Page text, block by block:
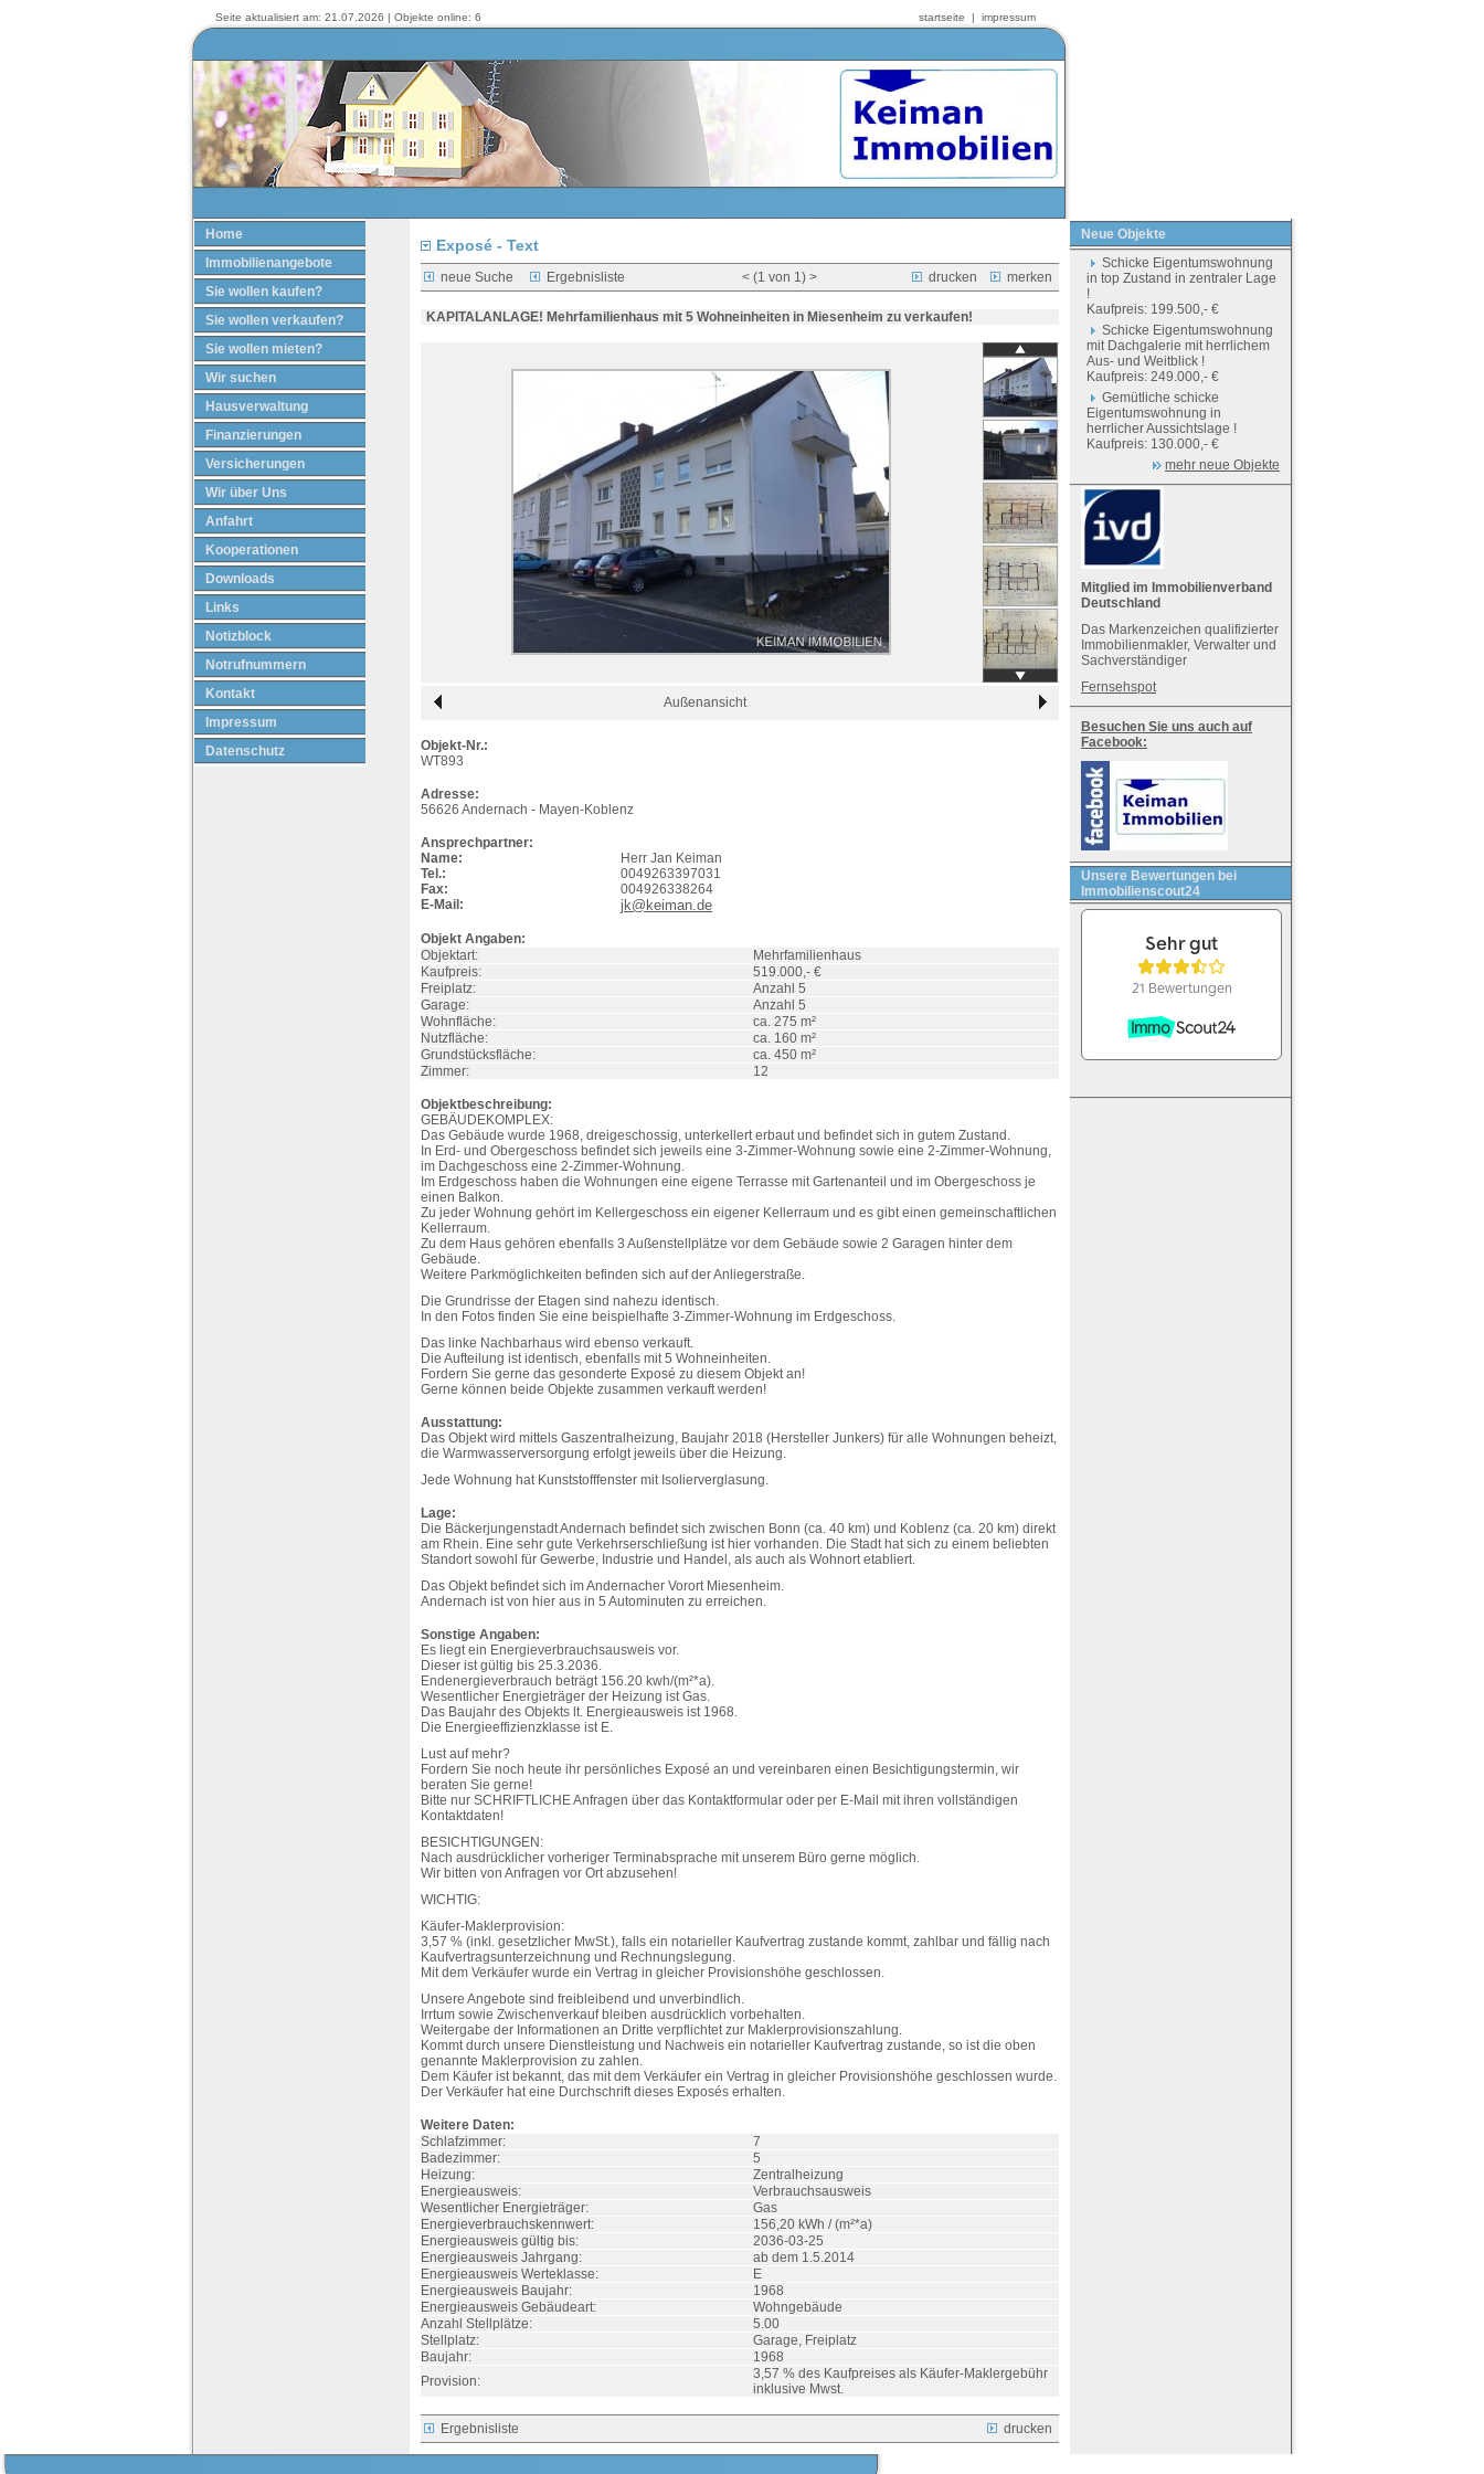
Seite aktualisiert am: 21.07.2026 | Objekte online: 6 startseite | impressum
Home
Immobilienangebote
Sie wollen kaufen?
Sie wollen verkaufen?
Sie wollen mieten?
Wir suchen
Hausverwaltung
Finanzierungen
Versicherungen
Wir über Uns
Anfahrt
Kooperationen
Downloads
Links
Notizblock
Notrufnummern
Kontakt
Impressum
Datenschutz
Exposé - Text
neue Suche Ergebnisliste < (1 von 1) > drucken merken
KAPITALANLAGE! Mehrfamilienhaus mit 5 Wohneinheiten in Miesenheim zu verkaufen!
Außenansicht
Objekt-Nr.:
WT893
Adresse:
56626 Andernach - Mayen-Koblenz
Ansprechpartner:
Name:
Herr Jan Keiman
Tel.:
0049263397031
Fax:
004926338264
E-Mail:
jk@keiman.de
Objekt Angaben:
Objektart:
Mehrfamilienhaus
Kaufpreis:
519.000,- €
Freiplatz:
Anzahl 5
Garage:
Anzahl 5
Wohnfläche:
ca. 275 m²
Nutzfläche:
ca. 160 m²
Grundstücksfläche:
ca. 450 m²
Zimmer:
12
Objektbeschreibung:
GEBÄUDEKOMPLEX:
Das Gebäude wurde 1968, dreigeschossig, unterkellert erbaut und befindet sich in gutem Zustand.
In Erd- und Obergeschoss befindet sich jeweils eine 3-Zimmer-Wohnung sowie eine 2-Zimmer-Wohnung,
im Dachgeschoss eine 2-Zimmer-Wohnung.
Im Erdgeschoss haben die Wohnungen eine eigene Terrasse mit Gartenanteil und im Obergeschoss je
einen Balkon.
Zu jeder Wohnung gehört im Kellergeschoss ein eigener Kellerraum und es gibt einen gemeinschaftlichen
Kellerraum.
Zu dem Haus gehören ebenfalls 3 Außenstellplätze vor dem Gebäude sowie 2 Garagen hinter dem
Gebäude.
Weitere Parkmöglichkeiten befinden sich auf der Anliegerstraße.
Die Grundrisse der Etagen sind nahezu identisch.
In den Fotos finden Sie eine beispielhafte 3-Zimmer-Wohnung im Erdgeschoss.
Das linke Nachbarhaus wird ebenso verkauft.
Die Aufteilung ist identisch, ebenfalls mit 5 Wohneinheiten.
Fordern Sie gerne das gesonderte Exposé zu diesem Objekt an!
Gerne können beide Objekte zusammen verkauft werden!
Ausstattung:
Das Objekt wird mittels Gaszentralheizung, Baujahr 2018 (Hersteller Junkers) für alle Wohnungen beheizt,
die Warmwasserversorgung erfolgt jeweils über die Heizung.
Jede Wohnung hat Kunststofffenster mit Isolierverglasung.
Lage:
Die Bäckerjungenstadt Andernach befindet sich zwischen Bonn (ca. 40 km) und Koblenz (ca. 20 km) direkt
am Rhein. Eine sehr gute Verkehrserschließung ist hier vorhanden. Die Stadt hat sich zu einem beliebten
Standort sowohl für Gewerbe, Industrie und Handel, als auch als Wohnort etabliert.
Das Objekt befindet sich im Andernacher Vorort Miesenheim.
Andernach ist von hier aus in 5 Autominuten zu erreichen.
Sonstige Angaben:
Es liegt ein Energieverbrauchsausweis vor.
Dieser ist gültig bis 25.3.2036.
Endenergieverbrauch beträgt 156.20 kwh/(m²*a).
Wesentlicher Energieträger der Heizung ist Gas.
Das Baujahr des Objekts lt. Energieausweis ist 1968.
Die Energieeffizienzklasse ist E.
Lust auf mehr?
Fordern Sie noch heute ihr persönliches Exposé an und vereinbaren einen Besichtigungstermin, wir
beraten Sie gerne!
Bitte nur SCHRIFTLICHE Anfragen über das Kontaktformular oder per E-Mail mit ihren vollständigen
Kontaktdaten!
BESICHTIGUNGEN:
Nach ausdrücklicher vorheriger Terminabsprache mit unserem Büro gerne möglich.
Wir bitten von Anfragen vor Ort abzusehen!
WICHTIG:
Käufer-Maklerprovision:
3,57 % (inkl. gesetzlicher MwSt.), falls ein notarieller Kaufvertrag zustande kommt, zahlbar und fällig nach
Kaufvertragsunterzeichnung und Rechnungslegung.
Mit dem Verkäufer wurde ein Vertrag in gleicher Provisionshöhe geschlossen.
Unsere Angebote sind freibleibend und unverbindlich.
Irrtum sowie Zwischenverkauf bleiben ausdrücklich vorbehalten.
Weitergabe der Informationen an Dritte verpflichtet zur Maklerprovisionszahlung.
Kommt durch unsere Dienstleistung und Nachweis ein notarieller Kaufvertrag zustande, so ist die oben
genannte Maklerprovision zu zahlen.
Dem Käufer ist bekannt, das mit dem Verkäufer ein Vertrag in gleicher Provisionshöhe geschlossen wurde.
Der Verkäufer hat eine Durchschrift dieses Exposés erhalten.
Weitere Daten:
Schlafzimmer:
7
Badezimmer:
5
Heizung:
Zentralheizung
Energieausweis:
Verbrauchsausweis
Wesentlicher Energieträger:
Gas
Energieverbrauchskennwert:
156,20 kWh / (m²*a)
Energieausweis gültig bis:
2036-03-25
Energieausweis Jahrgang:
ab dem 1.5.2014
Energieausweis Werteklasse:
E
Energieausweis Baujahr:
1968
Energieausweis Gebäudeart:
Wohngebäude
Anzahl Stellplätze:
5.00
Stellplatz:
Garage, Freiplatz
Baujahr:
1968
Provision:
3,57 % des Kaufpreises als Käufer-Maklergebühr
inklusive Mwst.
Ergebnisliste drucken
Neue Objekte
Schicke Eigentumswohnung
in top Zustand in zentraler Lage
!
Kaufpreis: 199.500,- €
Schicke Eigentumswohnung
mit Dachgalerie mit herrlichem
Aus- und Weitblick !
Kaufpreis: 249.000,- €
Gemütliche schicke
Eigentumswohnung in
herrlicher Aussichtslage !
Kaufpreis: 130.000,- €
mehr neue Objekte
Mitglied im Immobilienverband
Deutschland
Das Markenzeichen qualifizierter
Immobilienmakler, Verwalter und
Sachverständiger
Fernsehspot
Besuchen Sie uns auch auf
Facebook:
Unsere Bewertungen bei
Immobilienscout24